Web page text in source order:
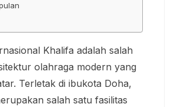
Khalifa adalah salah
olahraga modern yang
Terletak di ibukota Doha,
salah satu fasilitas